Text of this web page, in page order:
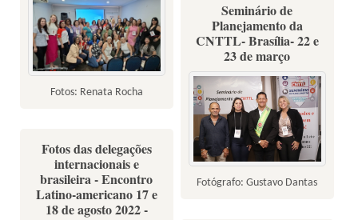
Fotos: Renata Rocha
Seminário de
Planejamento da
CNTTL- Brasília- 22 e
23 de março
Fotógrafo: Gustavo Dantas
Fotos das delegações
internacionais e
brasileira - Encontro
Latino-americano 17 e
18 de agosto 2022 -